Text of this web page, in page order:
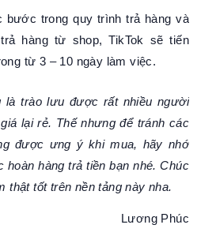
bước trong quy trình trả hàng và
hàng từ shop, TikTok sẽ tiến
từ 3 – 10 ngày làm việc.
là trào lưu được rất nhiều người
lại rẻ. Thế nhưng để tránh các
được ưng ý khi mua, hãy nhớ
hàng trả tiền bạn nhé. Chúc
thật tốt trên nền tảng này nha.
Lương Phúc